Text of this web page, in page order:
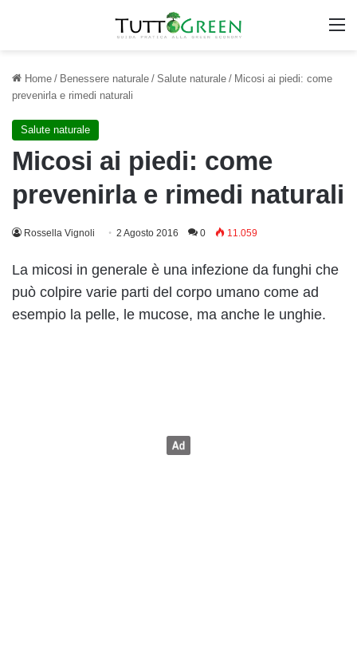
Home / Benessere naturale / Salute naturale / Micosi ai piedi: come
prevenirla e rimedi naturali
Salute naturale
Micosi ai piedi: come
prevenirla e rimedi naturali
Rossella Vignoli 2 Agosto 2016 0 11.059
La micosi in generale è una infezione da funghi che
può colpire varie parti del corpo umano come ad
esempio la pelle, le mucose, ma anche le unghie.